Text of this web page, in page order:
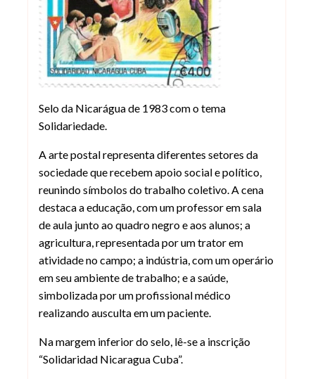
Selo da Nicarágua de 1983 com o tema
Solidariedade.
A arte postal representa diferentes setores da
sociedade que recebem apoio social e político,
reunindo símbolos do trabalho coletivo. A cena
destaca a educação, com um professor em sala
de aula junto ao quadro negro e aos alunos; a
agricultura, representada por um trator em
atividade no campo; a indústria, com um operário
em seu ambiente de trabalho; e a saúde,
simbolizada por um profissional médico
realizando ausculta em um paciente.
Na margem inferior do selo, lê-se a inscrição
“Solidaridad Nicaragua Cuba”.